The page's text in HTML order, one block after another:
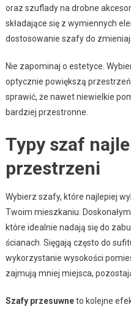
oraz szuflady na drobne
składające się z wymiennych
dostosowanie szafy do
Nie zapominaj o estetyce.
optycznie powiększą
sprawić, że nawet niewielkie
bardziej przestronne.
Typy szaf
przestrzeni
Wybierz szafy, które najlepiej
Twoim mieszkaniu.
które idealnie nadają się do
ścianach. Sięgają często do
wykorzystanie wysokości
zajmują mniej miejsca,
Szafy przesuwneto kolejne